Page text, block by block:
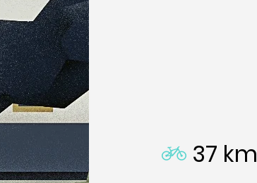
37 km